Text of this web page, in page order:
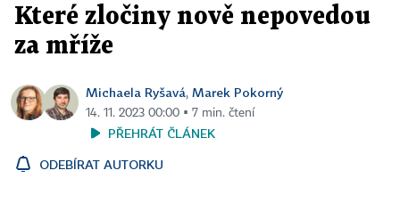
Které zločiny nově nepovedou
za mříže
Michaela Ryšavá, Marek Pokorný
14. 11. 2023 00:00 ▪ 7 min. čtení
PŘEHRÁT ČLÁNEK
ODEBÍRAT AUTORKU